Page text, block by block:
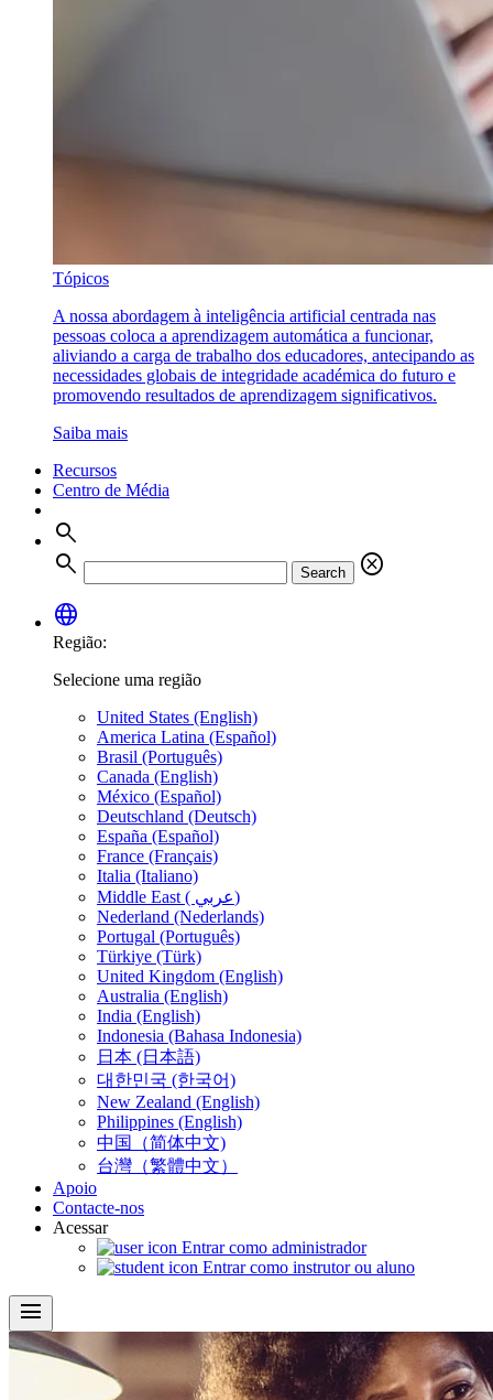
Tópicos
A nossa abordagem à inteligência artificial centrada nas
pessoas coloca a aprendizagem automática a funcionar,
aliviando a carga de trabalho dos educadores, antecipando as
necessidades globais de integridade académica do futuro e
promovendo resultados de aprendizagem significativos.
Saiba mais
Recursos
Centro de Média
search
search
Search
cancel
language
Região:
Selecione uma região
United States (English)
America Latina (Español)
Brasil (Português)
Canada (English)
México (Español)
Deutschland (Deutsch)
España (Español)
France (Français)
Italia (Italiano)
Middle East ( عربي)
Nederland (Nederlands)
Portugal (Português)
Türkiye (Türk)
United Kingdom (English)
Australia (English)
India (English)
Indonesia (Bahasa Indonesia)
日本 (日本語)
대한민국 (한국어)
New Zealand (English)
Philippines (English)
中国（简体中文)
台灣（繁體中文）
Apoio
Contacte-nos
Acessar
Entrar como administrador
Entrar como instrutor ou aluno
menu